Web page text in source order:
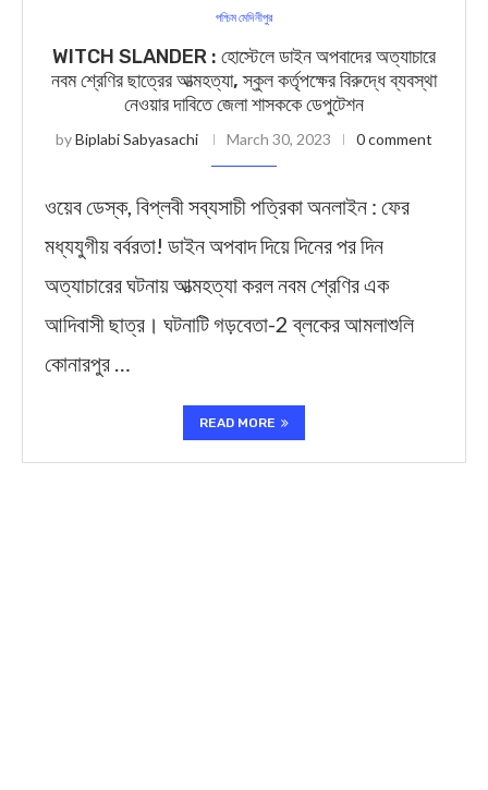
পশ্চিম মেদিনীপুর
WITCH SLANDER : হোস্টেলে ডাইন অপবাদের অত্যাচারে
নবম শ্রেণির ছাত্রের আত্মহত্যা, স্কুল কর্তৃপক্ষের বিরুদ্ধে ব্যবস্থা
নেওয়ার দাবিতে জেলা শাসককে ডেপুটেশন
byBiplabi Sabyasachi March 30, 2023 0 comment
ওয়েব ডেস্ক, বিপ্লবী সব্যসাচী পত্রিকা অনলাইন : ফের
মধ্যযুগীয় বর্বরতা! ডাইন অপবাদ দিয়ে দিনের পর দিন
অত্যাচারের ঘটনায় আত্মহত্যা করল নবম শ্রেণির এক
আদিবাসী ছাত্র। ঘটনাটি গড়বেতা-2 ব্লকের আমলাশুলি
কোনারপুর …
READ MORE